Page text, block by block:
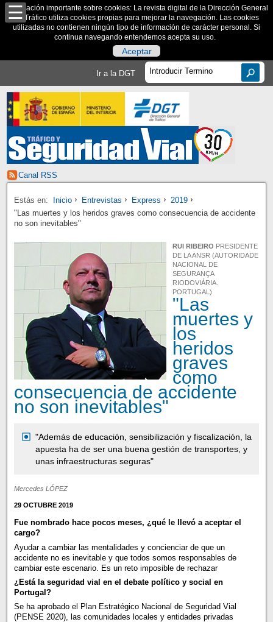
Información importante sobre cookies: La revista digital de la Dirección General
de Tráfico utiliza cookies propias para mejorar la navegación. Las cookies
utilizadas no contienen ningún tipo de información de carácter personal. Si
continua navegando entendemos acepta su uso.
Aceptar
Ir a la DGT
Canal RSS
Estás en: Inicio Entrevistas Express
2019
"Las muertes y los heridos graves como consecuencia de accidente
no son inevitables"
RUI RIBEIRO PRESIDENTE
DE LA ANSR (AUTORIDADE
NACIONAL DE
SEGURANÇA
RIODOVIÁRIA.
PORTUGAL)
"Las
muertes y
los
heridos
graves
como
consecuencia de accidente
no son inevitables"
"Además de educación, sensibilización y fiscalización, la
apuesta ha de ser una buena gestión de transportes, y
unas infraestructuras seguras"
Mercedes LÓPEZ
29 OCTUBRE 2019
Fue nombrado hace pocos meses, ¿qué le llevó a aceptar el
cargo?
Ayudar a cambiar las mentalidades y concienciar de que un
accidente no es inevitable y que todos somos responsables de
cambiar este escenario. Es un reto imposible de rechazar
¿Está la seguridad vial en el debate político y social en
Portugal?
Se ha aprobado el Plan Estratégico Nacional de Seguridad Vial
(PENSE 2020), las comunidades locales y entidades privadas